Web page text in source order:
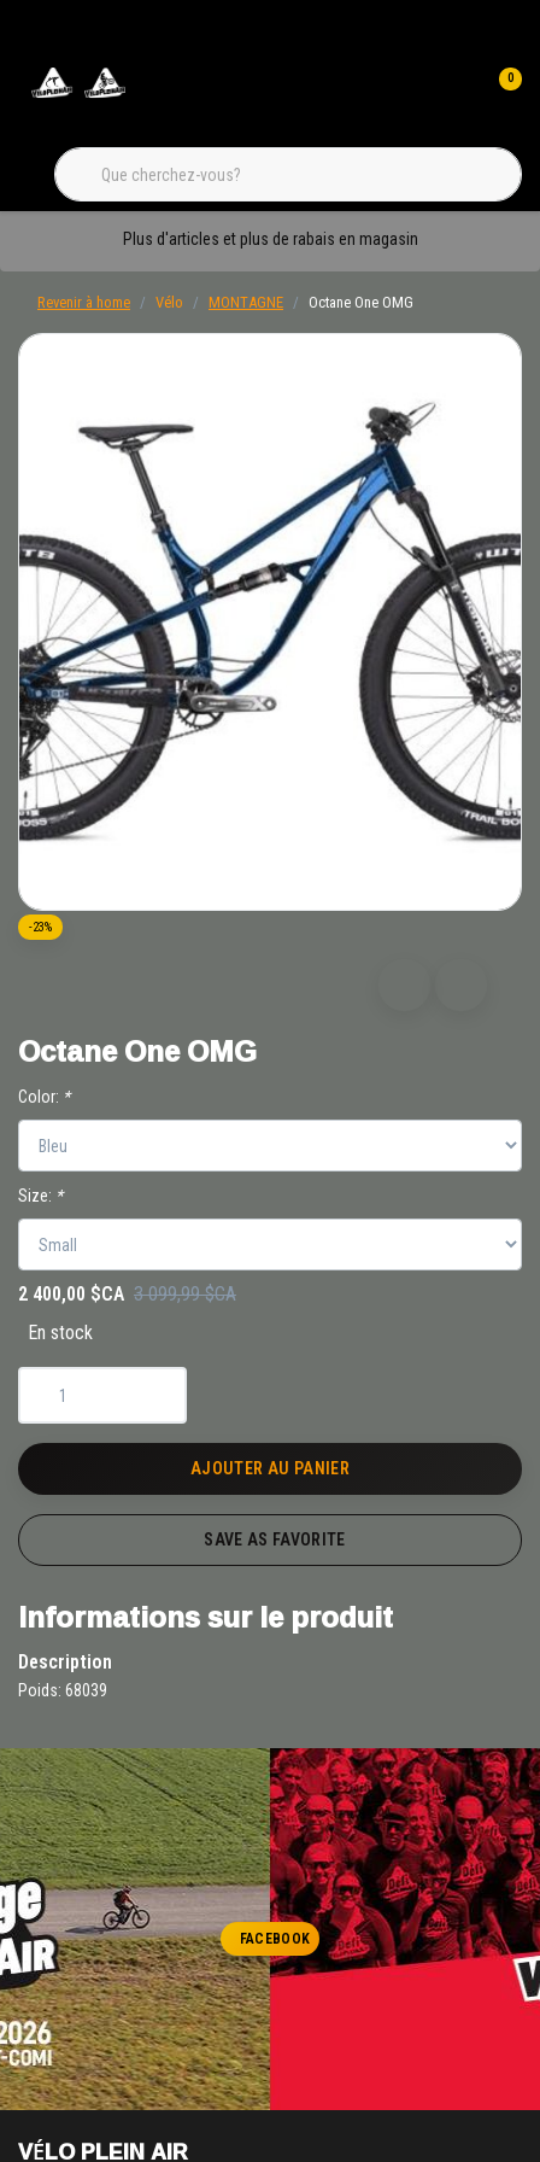
0
Plus d'articles et plus de rabais en magasin
Revenir à home Vélo MONTAGNE Octane One OMG
-23%
Octane One OMG
Color: *
Size: *
2 400,00 $CA 3 099,99 $CA
En stock
AJOUTER AU PANIER
SAVE AS FAVORITE
Informations sur le produit
Description
Poids: 68039
FACEBOOK
VÉLO PLEIN AIR